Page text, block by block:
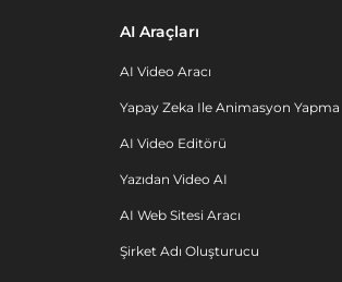
AI Araçları
AI Video Aracı
Yapay Zeka Ile Animasyon Yapma
AI Video Editörü
Yazıdan Video AI
AI Web Sitesi Aracı
Şirket Adı Oluşturucu